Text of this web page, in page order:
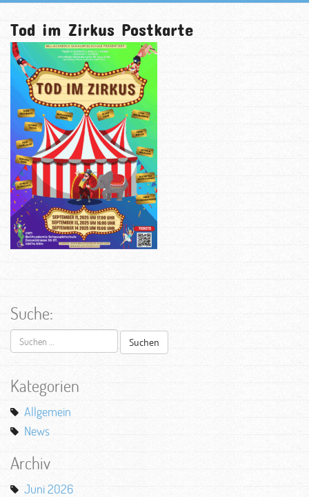
Tod im Zirkus Postkarte
Suche:
Suchen
nach:
Kategorien
Allgemein
News
Archiv
Juni 2026